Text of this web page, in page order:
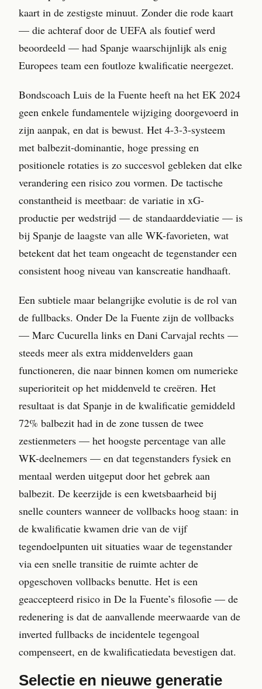
kaart in de zestigste minuut. Zonder die rode kaart
— die achteraf door de UEFA als foutief werd
beoordeeld — had Spanje waarschijnlijk als enig
Europees team een foutloze kwalificatie neergezet.
Bondscoach Luis de la Fuente heeft na het EK 2024
geen enkele fundamentele wijziging doorgevoerd in
zijn aanpak, en dat is bewust. Het 4-3-3-systeem
met balbezit-dominantie, hoge pressing en
positionele rotaties is zo succesvol gebleken dat elke
verandering een risico zou vormen. De tactische
constantheid is meetbaar: de variatie in xG-
productie per wedstrijd — de standaarddeviatie — is
bij Spanje de laagste van alle WK-favorieten, wat
betekent dat het team ongeacht de tegenstander een
consistent hoog niveau van kanscreatie handhaaft.
Een subtiele maar belangrijke evolutie is de rol van
de fullbacks. Onder De la Fuente zijn de vollbacks
— Marc Cucurella links en Dani Carvajal rechts —
steeds meer als extra middenvelders gaan
functioneren, die naar binnen komen om numerieke
superioriteit op het middenveld te creëren. Het
resultaat is dat Spanje in de kwalificatie gemiddeld
72% balbezit had in de zone tussen de twee
zestienmeters — het hoogste percentage van alle
WK-deelnemers — en dat tegenstanders fysiek en
mentaal werden uitgeput door het gebrek aan
balbezit. De keerzijde is een kwetsbaarheid bij
snelle counters wanneer de vollbacks hoog staan: in
de kwalificatie kwamen drie van de vijf
tegendoelpunten uit situaties waar de tegenstander
via een snelle transitie de ruimte achter de
opgeschoven vollbacks benutte. Het is een
geaccepteerd risico in De la Fuente’s filosofie — de
redenering is dat de aanvallende meerwaarde van de
inverted fullbacks de incidentele tegengoal
compenseert, en de kwalificatiedata bevestigen dat.
Selectie en nieuwe generatie